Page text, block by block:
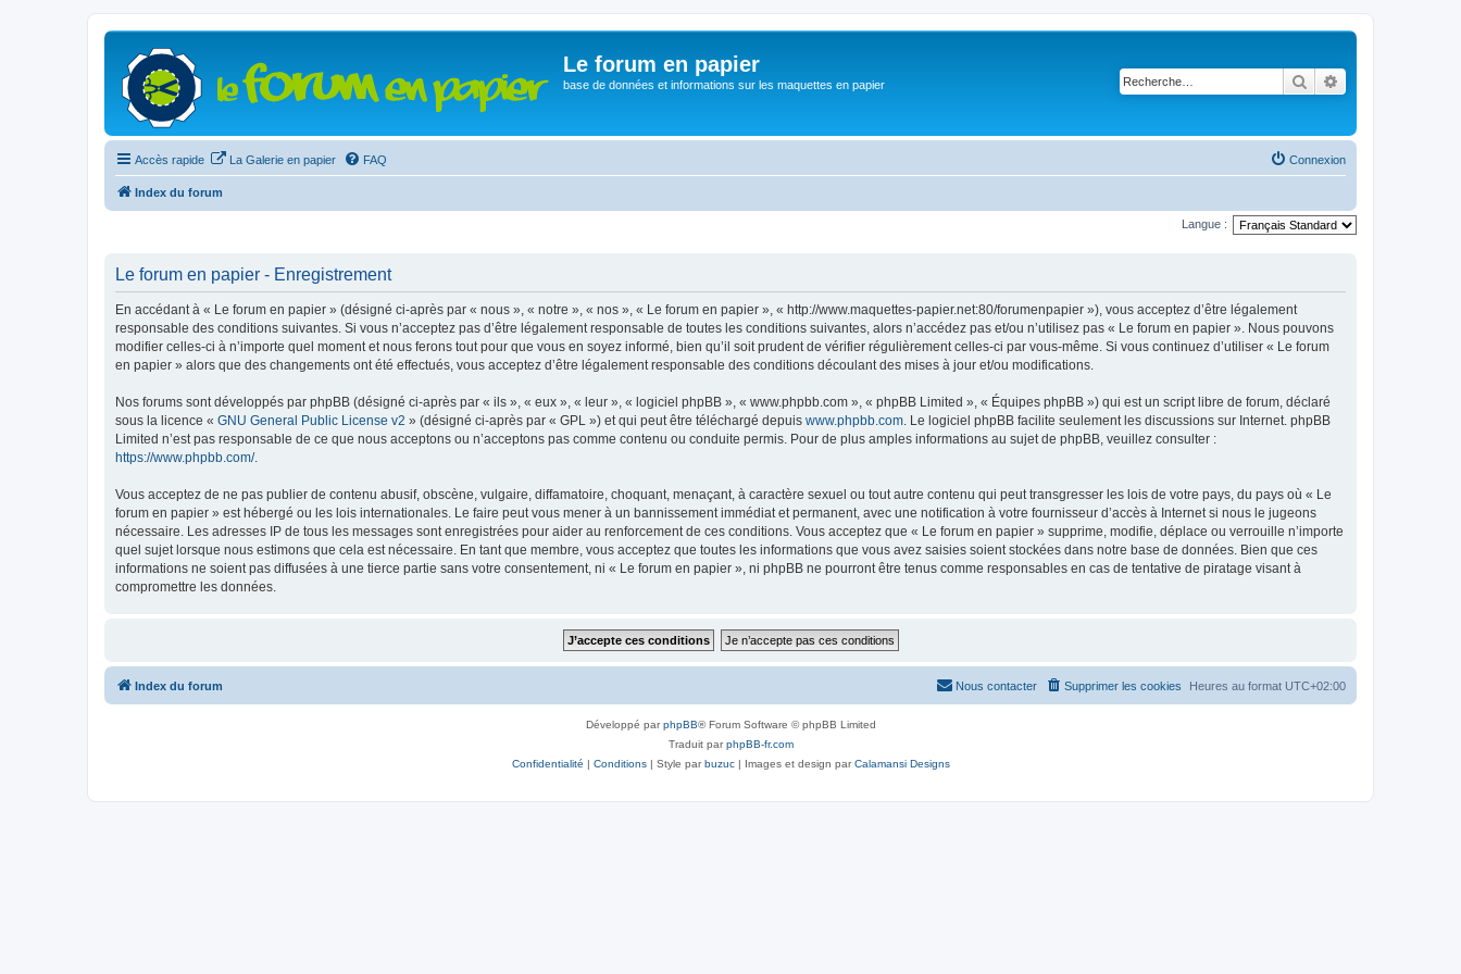
Le forum en papier
base de données et informations sur les maquettes en papier Rechercher
Accès rapide La Galerie en papier FAQ Connexion
Index du forum
Langue :
Le forum en papier - Enregistrement
En accédant à « Le forum en papier » (désigné ci-après par « nous », « notre », « nos », « Le forum en papier », « http://www.maquettes-papier.net:80/forumenpapier »), vous acceptez d’être légalement
responsable des conditions suivantes. Si vous n’acceptez pas d’être légalement responsable de toutes les conditions suivantes, alors n’accédez pas et/ou n’utilisez pas « Le forum en papier ». Nous pouvons
modifier celles-ci à n’importe quel moment et nous ferons tout pour que vous en soyez informé, bien qu’il soit prudent de vérifier régulièrement celles-ci par vous-même. Si vous continuez d’utiliser « Le forum
en papier » alors que des changements ont été effectués, vous acceptez d’être légalement responsable des conditions découlant des mises à jour et/ou modifications.
Nos forums sont développés par phpBB (désigné ci-après par « ils », « eux », « leur », « logiciel phpBB », « www.phpbb.com », « phpBB Limited », « Équipes phpBB ») qui est un script libre de forum, déclaré
sous la licence « GNU General Public License v2 » (désigné ci-après par « GPL ») et qui peut être téléchargé depuis www.phpbb.com . Le logiciel phpBB facilite seulement les discussions sur Internet. phpBB
Limited n’est pas responsable de ce que nous acceptons ou n’acceptons pas comme contenu ou conduite permis. Pour de plus amples informations au sujet de phpBB, veuillez consulter :
https://www.phpbb.com/.
Vous acceptez de ne pas publier de contenu abusif, obscène, vulgaire, diffamatoire, choquant, menaçant, à caractère sexuel ou tout autre contenu qui peut transgresser les lois de votre pays, du pays où « Le
forum en papier » est hébergé ou les lois internationales. Le faire peut vous mener à un bannissement immédiat et permanent, avec une notification à votre fournisseur d’accès à Internet si nous le jugeons
nécessaire. Les adresses IP de tous les messages sont enregistrées pour aider au renforcement de ces conditions. Vous acceptez que « Le forum en papier » supprime, modifie, déplace ou verrouille n’importe
quel sujet lorsque nous estimons que cela est nécessaire. En tant que membre, vous acceptez que toutes les informations que vous avez saisies soient stockées dans notre base de données. Bien que ces
informations ne soient pas diffusées à une tierce partie sans votre consentement, ni « Le forum en papier », ni phpBB ne pourront être tenus comme responsables en cas de tentative de piratage visant à
compromettre les données.
Index du forum Heures au format UTC+02:00
Supprimer les cookies
Nous contacter
Développé parphpBB® Forum Software © phpBB Limited
Traduit parphpBB-fr.com
Confidentialité | Conditions| Style parbuzuc| Images et design parCalamansi Designs